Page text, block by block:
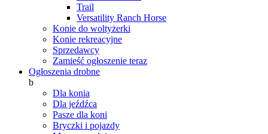
Trail
Versatility Ranch Horse
Konie do woltyżerki
Konie rekreacyjne
Sprzedawcy
Zamieść ogłoszenie teraz
Ogłoszenia drobne
b
Dla konia
Dla jeźdźca
Pasze dla koni
Bryczki i pojazdy